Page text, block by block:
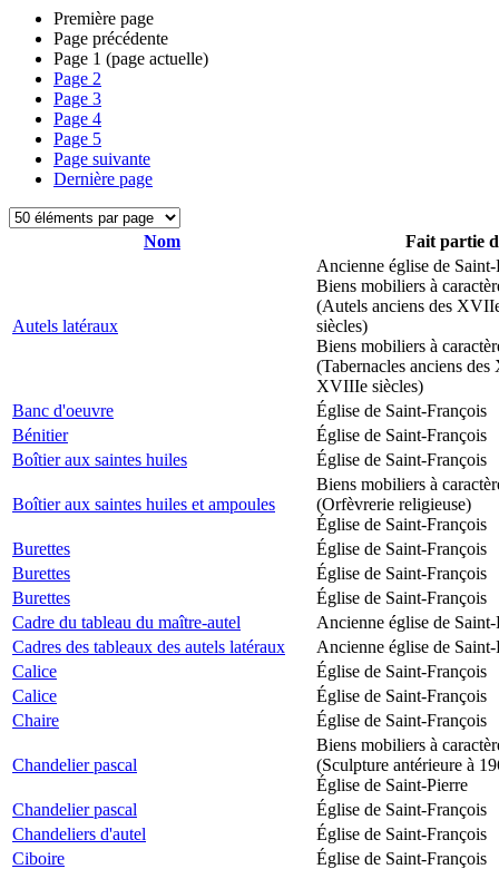
Première page
Page précédente
Page 1 (page actuelle)
Page 2
Page 3
Page 4
Page 5
Page suivante
Dernière page
Nom Fait partie
Autels latéraux
Ancienne église de Saint-
Biens mobiliers à
(Autels anciens des
siècles)
Biens mobiliers à
(Tabernacles anciens
XVIIIe siècles)
Banc d'oeuvre
Église de Saint-François
Bénitier
Église de Saint-François
Boîtier aux saintes huiles
Église de Saint-François
Boîtier aux saintes huiles et ampoules
Biens mobiliers à
(Orfèvrerie religieuse)
Église de Saint-François
Burettes
Église de Saint-François
Burettes
Église de Saint-François
Burettes
Église de Saint-François
Cadre du tableau du maître-autel
Ancienne église de Saint-
Cadres des tableaux des autels latéraux
Ancienne église de Saint-
Calice
Église de Saint-François
Calice
Église de Saint-François
Chaire
Église de Saint-François
Chandelier pascal
Biens mobiliers à
(Sculpture antérieure à
Église de Saint-Pierre
Chandelier pascal
Église de Saint-François
Chandeliers d'autel
Église de Saint-François
Ciboire
Église de Saint-François